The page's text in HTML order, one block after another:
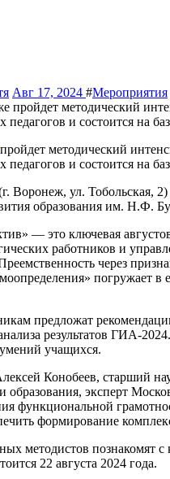
Авг 17, 2024 #Мероприятия
пройдет методический
и состоится на
Воронеж, ул. Тобольская, 2)
образования им. Н.Ф.
— это ключевая
работников и
через
погружает
предложат
результатов ГИА-
учащихся.
Конобеев, старший
образования, эксперт
функциональной
формирование
методистов познакомят
22 августа 2024 года.